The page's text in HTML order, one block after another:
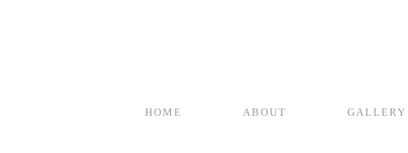
HOME ABOUT GALLERY